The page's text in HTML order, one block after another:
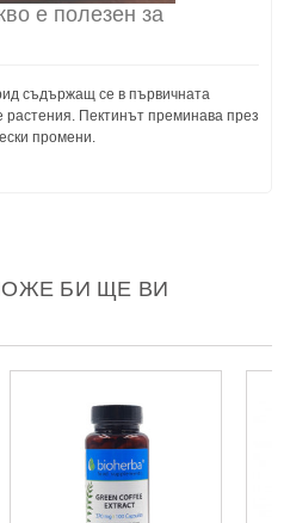
е полезен за
съдържащ се в първичната
растения. Пектинът преминава през
промени.
БИ ЩЕ ВИ